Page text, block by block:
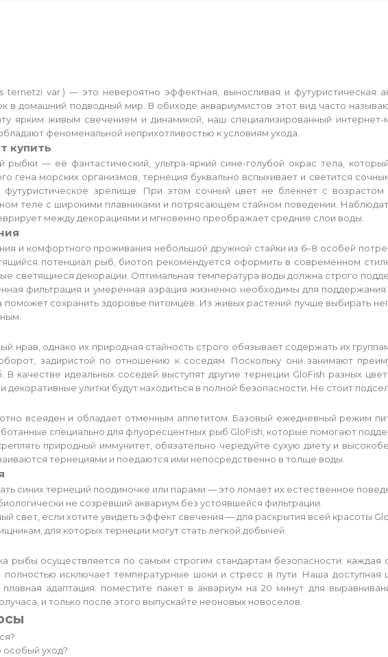
var.) — это невероятно эффектная, выносливая и футуристическая
в домашний подводный мир. В обиходе аквариумистов этот вид часто
ярким живым свечением и динамикой, наш специализированный интернет-
феноменальной неприхотливостью к условиям ухода.
купить
рыбки — её фантастический, ультра-яркий сине-голубой окрас тела,
гена морских организмов, тернеция буквально вспыхивает и светится
зрелище. При этом сочный цвет не блекнет с
теле с широкими плавниками и потрясающем стайном поведении.
между декорациями и мгновенно преображает средние слои воды.
и комфортного проживания небольшой дружной стайки из 6–8 особей
потенциал рыб, биотоп рекомендуется оформить в современном
светящиеся декорации. Оптимальная температура воды должна строго
фильтрация и умеренная аэрация жизненно необходимы для
сохранить здоровье питомцев. Из живых растений лучше выбирать
нрав, однако их природная стайность строго обязывает содержать их
задиристой по отношению к соседям. Поскольку они занимают
качестве идеальных соседей выступят другие тернеции GloFish разных
улитки будут находиться в полной безопасности. Не стоит
всеяден и обладает отменным аппетитом. Базовый ежедневный режим
специально для флуоресцентных рыб GloFish, которые помогают
природный иммунитет, обязательно чередуйте сухую диету и
тернециями и поедаются ими непосредственно в толще воды.
синих тернеций поодиночке или парами — это ломает их естественное
не созревший аквариум без устоявшейся фильтрации.
свет, если хотите увидеть эффект свечения — для раскрытия всей красоты
для которых тернеции могут стать легкой добычей.
рыбы осуществляется по самым строгим стандартам безопасности:
исключает температурные шоки и стресс в пути. Наша
плавная адаптация: поместите пакет в аквариум на 20 минут для
и только после этого выпускайте неоновых новоселов.
уход?